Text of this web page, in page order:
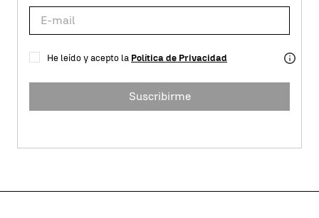
He leído y acepto la Política de Privacidad
Suscribirme